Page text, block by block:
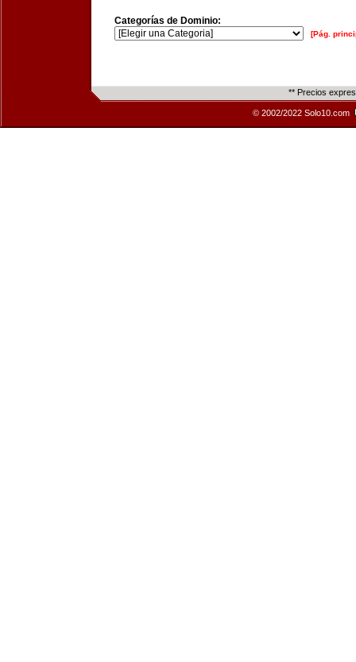
Categorías de Dominio:
[Pág.
** Precios
© 2002/2022 Solo10.com